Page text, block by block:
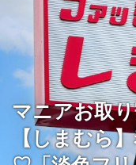
マニアお取
【しまむら